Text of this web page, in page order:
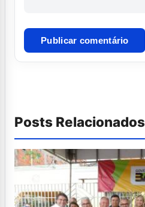
Posts Relacionados